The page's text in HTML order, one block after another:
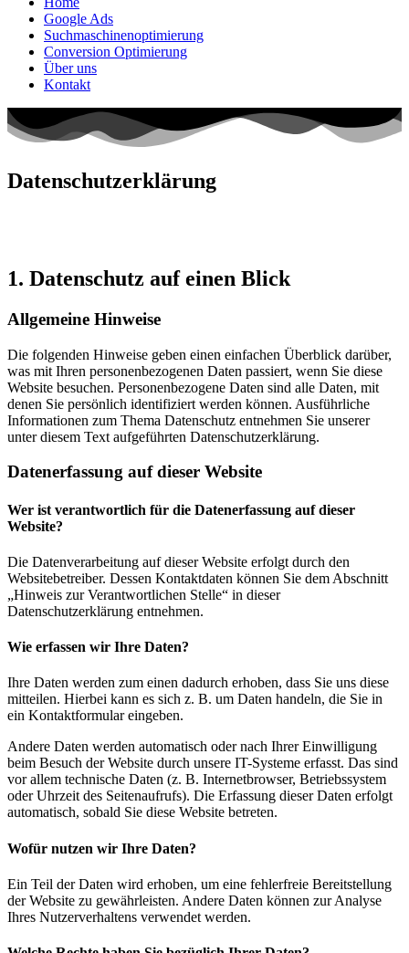
Google Ads
Suchmaschinenoptimierung
Conversion Optimierung
Über uns
Kontakt
Datenschutz­erklärung
1. Datenschutz auf einen Blick
Allgemeine Hinweise
Die folgenden Hinweise geben einen einfachen Überblick darüber,
was mit Ihren personenbezogenen Daten passiert, wenn Sie diese
Website besuchen. Personenbezogene Daten sind alle Daten, mit
denen Sie persönlich identifiziert werden können. Ausführliche
Informationen zum Thema Datenschutz entnehmen Sie unserer
unter diesem Text aufgeführten Datenschutzerklärung.
Datenerfassung auf dieser Website
Wer ist verantwortlich für die Datenerfassung auf dieser
Website?
Die Datenverarbeitung auf dieser Website erfolgt durch den
Websitebetreiber. Dessen Kontaktdaten können Sie dem Abschnitt
„Hinweis zur Verantwortlichen Stelle“ in dieser
Datenschutzerklärung entnehmen.
Wie erfassen wir Ihre Daten?
Ihre Daten werden zum einen dadurch erhoben, dass Sie uns diese
mitteilen. Hierbei kann es sich z. B. um Daten handeln, die Sie in
ein Kontaktformular eingeben.
Andere Daten werden automatisch oder nach Ihrer Einwilligung
beim Besuch der Website durch unsere IT-Systeme erfasst. Das sind
vor allem technische Daten (z. B. Internetbrowser, Betriebssystem
oder Uhrzeit des Seitenaufrufs). Die Erfassung dieser Daten erfolgt
automatisch, sobald Sie diese Website betreten.
Wofür nutzen wir Ihre Daten?
Ein Teil der Daten wird erhoben, um eine fehlerfreie Bereitstellung
der Website zu gewährleisten. Andere Daten können zur Analyse
Ihres Nutzerverhaltens verwendet werden.